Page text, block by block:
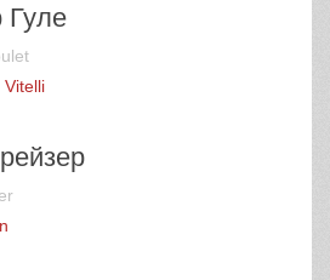
Гуле
Vitelli